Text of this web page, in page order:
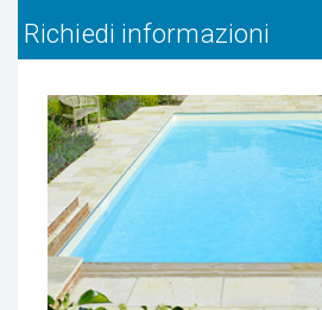
Richiedi informazioni